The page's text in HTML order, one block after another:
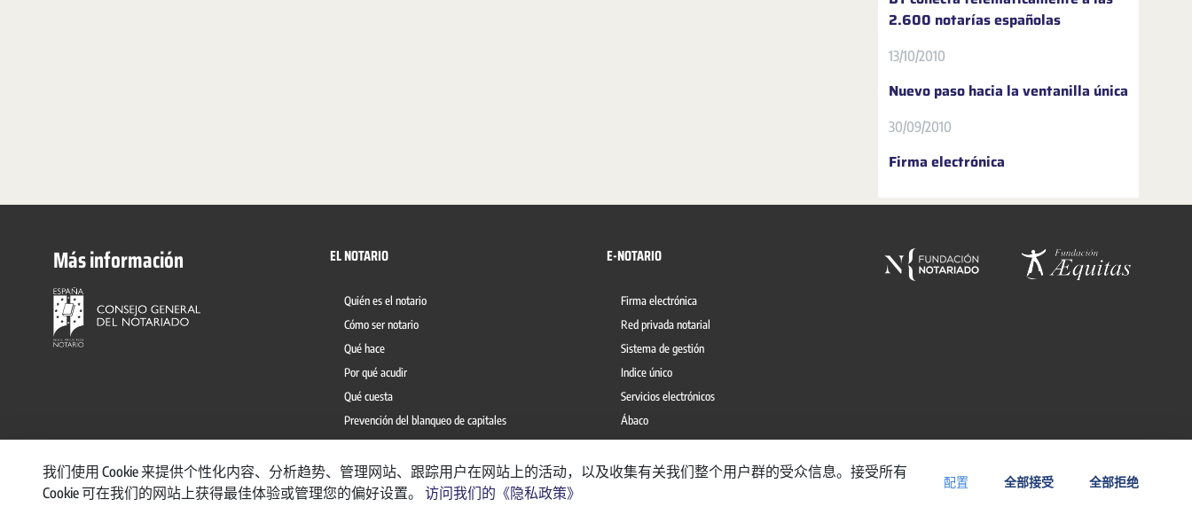
2.600 notarías españolas
13/10/2010
Nuevo paso hacia la ventanilla única
30/09/2010
Firma electrónica
Más información EL NOTARIO
Quién es el notario
Cómo ser notario
Qué hace
Por qué acudir
Qué cuesta
Prevención del blanqueo de capitales
E-NOTARIO
Firma electrónica
Red privada notarial
Sistema de gestión
Indice único
Servicios electrónicos
Ábaco
我们使用 Cookie 来提供个性化内容、分析趋势、管理网站、跟踪用户在网站上的活动，以及收集有关我们整个用户群的受众信息。接受所有
Cookie 可在我们的网站上获得最佳体验或管理您的偏好设置。 访问我们的《隐私政策》
配置 全部接受 全部拒绝